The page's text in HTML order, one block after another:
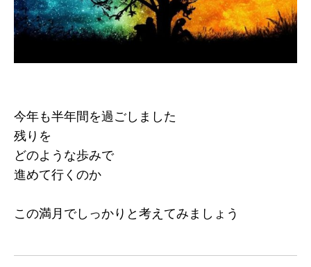
今年も半年間を過ごしました
残りを
どのような歩みで
進めて行くのか
この満月でしっかりと考えてみましょう